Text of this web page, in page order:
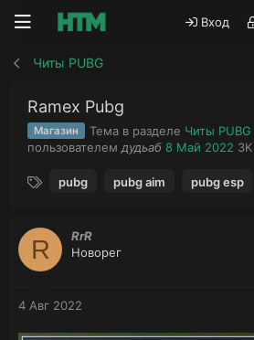
Вход
Читы PUBG
Ramex Pubg
Магазин Тема в разделе Читы PUBG
пользователем А
т
дудьаб Д
8 Май 2022 П
о
3K
и
pubg pubg aim pubg esp
R
RrR
Новорег
4 Авг 2022